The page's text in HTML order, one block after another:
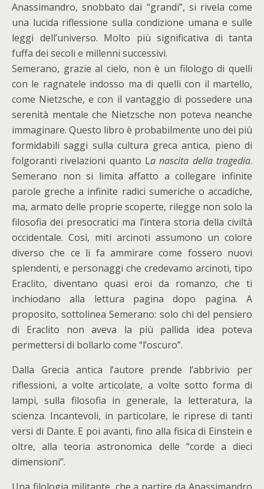
Anassimandro, snobbato dai “grandi”, si rivela come
una lucida riflessione sulla condizione umana e sulle
leggi dell’universo. Molto più significativa di tanta
fuffa dei secoli e millenni successivi.
Semerano, grazie al cielo, non è un filologo di quelli
con le ragnatele indosso ma di quelli con il martello,
come Nietzsche, e con il vantaggio di possedere una
serenità mentale che Nietzsche non poteva neanche
immaginare. Questo libro è probabilmente uno dei più
formidabili saggi sulla cultura greca antica, pieno di
folgoranti rivelazioni quanto La nascita della tragedia.
Semerano non si limita affatto a collegare infinite
parole greche a infinite radici sumeriche o accadiche,
ma, armato delle proprie scoperte, rilegge non solo la
filosofia dei presocratici ma l’intera storia della civiltà
occidentale. Così, miti arcinoti assumono un colore
diverso che ce li fa ammirare come fossero nuovi
splendenti, e personaggi che credevamo arcinoti, tipo
Eraclito, diventano quasi eroi da romanzo, che ti
inchiodano alla lettura pagina dopo pagina. A
proposito, sottolinea Semerano: solo chi del pensiero
di Eraclito non aveva la più pallida idea poteva
permettersi di bollarlo come “l’oscuro”.
Dalla Grecia antica l’autore prende l’abbrivio per
riflessioni, a volte articolate, a volte sotto forma di
lampi, sulla filosofia in generale, la letteratura, la
scienza. Incantevoli, in particolare, le riprese di tanti
versi di Dante. E poi avanti, fino alla fisica di Einstein e
oltre, alla teoria astronomica delle “corde a dieci
dimensioni”.